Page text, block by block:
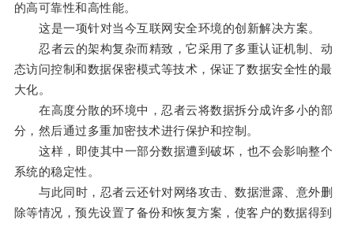
的高可靠性和高性能。
这是一项针对当今互联网安全环境的创新解决方案。
忍者云的架构复杂而精致，它采用了多重认证机制、动
态访问控制和数据保密模式等技术，保证了数据安全性的最
大化。
在高度分散的环境中，忍者云将数据拆分成许多小的部
分，然后通过多重加密技术进行保护和控制。
这样，即使其中一部分数据遭到破坏，也不会影响整个
系统的稳定性。
与此同时，忍者云还针对网络攻击、数据泄露、意外删
除等情况，预先设置了备份和恢复方案，使客户的数据得到